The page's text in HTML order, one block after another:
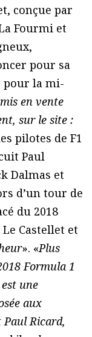
conçue par
Fourmi et
pour sa
pour la mi-
en vente
sur le site :
pilotes de F1
Paul
Dalmas et
d’un tour de
du 2018
Castellet et
». «Plus
Formula 1
une
aux
Ricard,